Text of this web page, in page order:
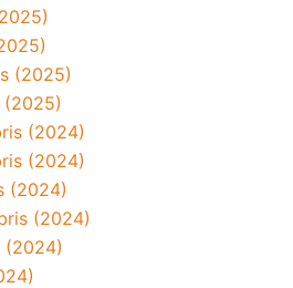
(2025)
(2025)
(2024)
(2024)
(2024)
(2024)
(2024)